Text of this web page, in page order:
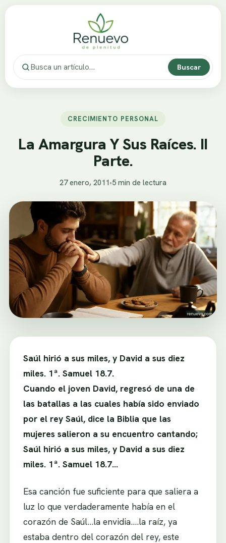
Buscar
CRECIMIENTO PERSONAL
La Amargura Y Sus Raíces. II
Parte.
27 enero, 2011•5 min de lectura
Saúl hirió a sus miles, y David a sus diez
miles. 1ª. Samuel 18.7.
Cuando el joven David, regresó de una de
las batallas a las cuales había sido enviado
por el rey Saúl, dice la Biblia que las
mujeres salieron a su encuentro cantando;
Saúl hirió a sus miles, y David a sus diez
miles. 1ª. Samuel 18.7…
Esa canción fue suficiente para que saliera a
luz lo que verdaderamente había en el
corazón de Saúl…la envidia….la raíz, ya
estaba dentro del corazón del rey, este